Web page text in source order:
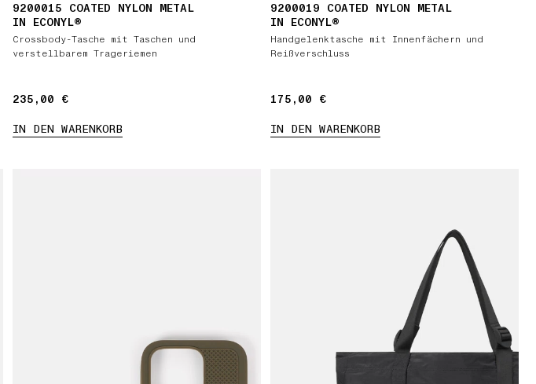
9200015 COATED NYLON METAL
IN ECONYL®
Crossbody-Tasche mit Taschen und
verstellbarem Trageriemen
235,00 €
235,00 €
IN DEN WARENKORB
9200019 COATED NYLON METAL
IN ECONYL®
Handgelenktasche mit Innenfächern und
Reißverschluss
175,00 €
175,00 €
IN DEN WARENKORB